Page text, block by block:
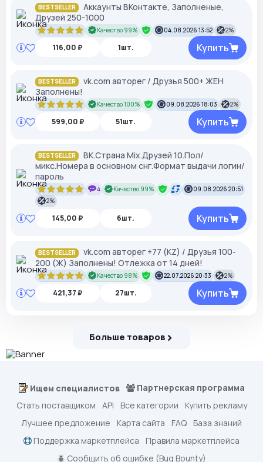
BESTSELLER
Аккаунты ВКонтакте, Заполненые,
Друзей 250-1000
Качество 99% 04.08.2026 13:52 2%
116,00 ₽ 1шт. Купить
BESTSELLER
vk.com авторег / Друзья 500+ ЖЕН
Заполнены!
Качество 100% 09.08.2026 18:03 2%
599,00 ₽ 51шт. Купить
BESTSELLER
ВК.Страна Mix.Друзей 10.Пол/
микс.Номера в основном снг.Формат выдачи логин/
пароль
4 Качество 99%
09.08.2026 20:51
2%
145,00 ₽ 6шт. Купить
BESTSELLER
vk.com авторег +77 (KZ) / Друзья 100-
200 (Ж) Заполнены! Отлежка от 14 дней!
Качество 98% 22.07.2026 20:33 2%
421,37 ₽ 27шт. Купить
Больше товаров
Ищем специалистов
Партнерская программа
Стать поставщиком
API Все категории
Купить рекламу
Лучшее предложение
Карта сайта FAQ
База знаний
Поддержка маркетплейса
Правила маркетплейса
🪲 Сообщить об ошибке (Bug Bounty)